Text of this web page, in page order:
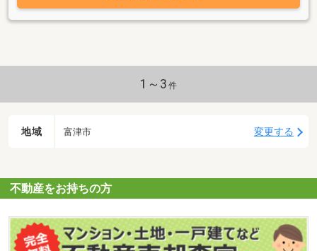
1～3 件
地域 富津市 変更する
不動産をお持ちの方